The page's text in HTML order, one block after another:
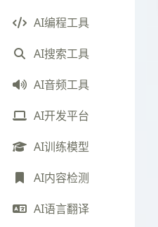
AI编程工具
AI搜索工具
AI音频工具
AI开发平台
AI训练模型
AI内容检测
AI语言翻译